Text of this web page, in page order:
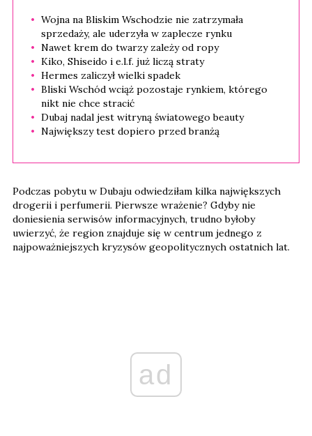
Wojna na Bliskim Wschodzie nie zatrzymała
sprzedaży, ale uderzyła w zaplecze rynku
Nawet krem do twarzy zależy od ropy
Kiko, Shiseido i e.l.f. już liczą straty
Hermes zaliczył wielki spadek
Bliski Wschód wciąż pozostaje rynkiem, którego
nikt nie chce stracić
Dubaj nadal jest witryną światowego beauty
Największy test dopiero przed branżą
Podczas pobytu w Dubaju odwiedziłam kilka największych
drogerii i perfumerii. Pierwsze wrażenie? Gdyby nie
doniesienia serwisów informacyjnych, trudno byłoby
uwierzyć, że region znajduje się w centrum jednego z
najpoważniejszych kryzysów geopolitycznych ostatnich lat.
ad